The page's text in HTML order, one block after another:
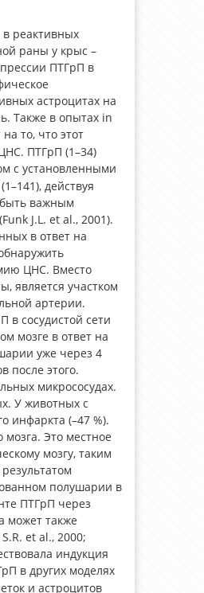
в реактивных
раны у крыс –
ПТГрП в
астроцитах на
Также в опытах in
то, что этот
ПТГрП (1–34)
с установленными
действуя
важным
J.L. et al., 2001).
в ответ на
ЦНС. Вместо
является участком
артерии.
в сосудистой сети
мозге в ответ на
уже через 4
после этого.
микрососудах.
У животных с
инфаркта (–47 %).
Это местное
мозгу, таким
полушарии в
ПТГрП через
может также
et al., 2000;
индукция
в других моделях
и астроцитов